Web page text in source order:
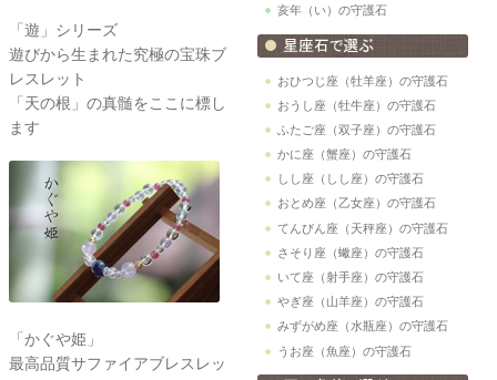
「遊」シリーズ
遊びから生まれた究極の宝珠ブ
レスレット
「天の根」の真髄をここに標し
ます
「かぐや姫」
最高品質サファイアブレスレッ
亥年（い）の守護石
おひつじ座（牡羊座）の守護石
おうし座（牡牛座）の守護石
ふたご座（双子座）の守護石
かに座（蟹座）の守護石
しし座（しし座）の守護石
おとめ座（乙女座）の守護石
てんびん座（天秤座）の守護石
さそり座（蠍座）の守護石
いて座（射手座）の守護石
やぎ座（山羊座）の守護石
みずがめ座（水瓶座）の守護石
うお座（魚座）の守護石